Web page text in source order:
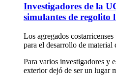
Investigadores de la
simulantes de regolito
Los agregados
para el desarrollo de material
Para varios investigadores y
exterior dejó de ser un lugar